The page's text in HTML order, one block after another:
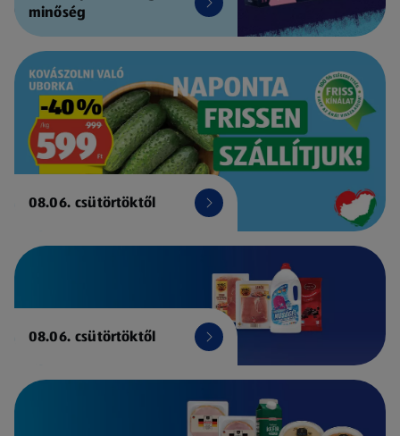
minőség
08.06. csütörtöktől
08.06. csütörtöktől